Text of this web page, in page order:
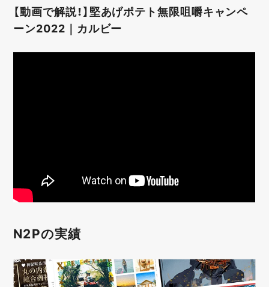
【動画で解説！】堅あげポテト無限咀嚼キャンペ
ーン2022｜カルビー
N2Pの実績